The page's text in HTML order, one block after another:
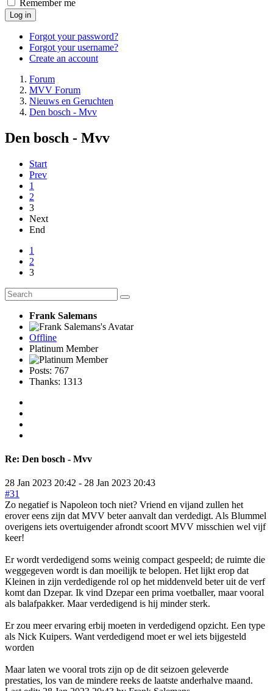
Remember me
Log in
Forgot your password?
Forgot your username?
Create an account
Forum
MVV Forum
Nieuws en Geruchten
Den bosch - Mvv
Den bosch - Mvv
Start
Prev
1
2
3
Next
End
1
2
3
Frank Salemans
Offline
Platinum Member
Posts: 767
Thanks: 1313
Re: Den bosch - Mvv
28 Jan 2023 20:42 - 28 Jan 2023 20:43
#31
Zo negatief is Napoleon toch niet? Vriend en vijand zullen het
erover eens zijn dat MVV beter aanvalt dan verdedigt. Als Blummel
overigens iets overtuigender afrondt scoort MVV misschien wel vijf
keer!
Er wordt verdedigend soms weinig compact gespeeld; de ruimte die
weggegeven wordt is dan moeilijk te belopen. Het lijkt erop dat
Kleinen in zijn verdedigende rol op het middenveld beter uit de verf
komt dan Dzepar. Ik vind Dzepar een prima voetballer, maar vooral
als balafpakker. Maar verdedigend is hij minder sterk.
Er zou meer ervaring erbij moeten in verdedigend opzicht. Een type
als Nick Kuipers. Want verdedigend moet er wel iets bijgesteld
worden
Maar laten we vooral trots zijn op de dit seizoen geleverde
prestaties, los van de mindere reeks de laatste anderhalve maand.